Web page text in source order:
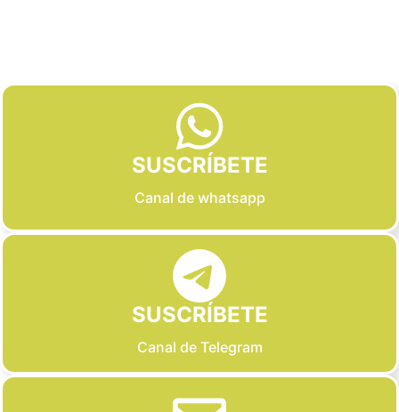
SUSCRÍBETE
Canal de whatsapp
SUSCRÍBETE
Canal de Telegram